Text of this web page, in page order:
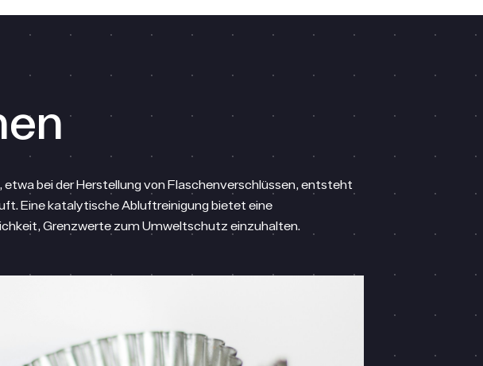
etwa bei der Herstellung von Flaschenverschlüssen, entsteht
Eine katalytische Abluftreinigung bietet eine
Grenzwerte zum Umweltschutz einzuhalten.